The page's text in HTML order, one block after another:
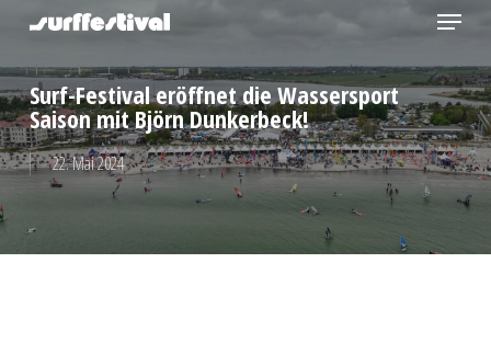
main
content
Menu
Surf-Festival eröffnet die Wassersport
Saison mit Björn Dunkerbeck!
22. Mai 2024
Close
Menu